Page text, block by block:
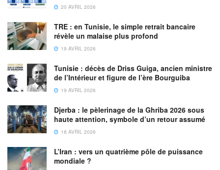
20 AVRIL 2026
TRE : en Tunisie, le simple retrait bancaire
révèle un malaise plus profond
19 AVRIL 2026
Tunisie : décès de Driss Guiga, ancien ministre
de l’Intérieur et figure de l’ère Bourguiba
19 AVRIL 2026
Djerba : le pèlerinage de la Ghriba 2026 sous
haute attention, symbole d’un retour assumé
18 AVRIL 2026
L’Iran : vers un quatrième pôle de puissance
mondiale ?